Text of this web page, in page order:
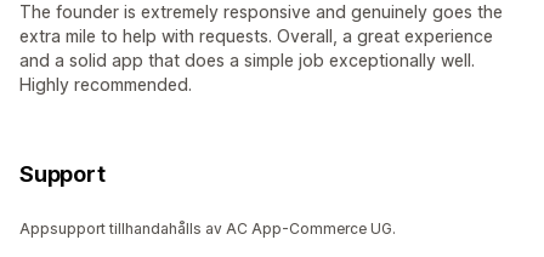
The founder is extremely responsive and genuinely goes the
extra mile to help with requests. Overall, a great experience
and a solid app that does a simple job exceptionally well.
Highly recommended.
Support
Appsupport tillhandahålls av AC App-Commerce UG.